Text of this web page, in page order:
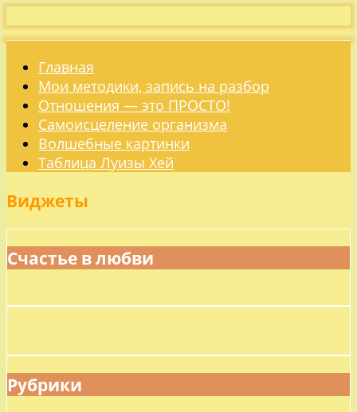
Главная
Мои методики, запись на разбор
Отношения — это ПРОСТО!
Самоисцеление организма
Волшебные картинки
Таблица Луизы Хей
Виджеты
Счастье в любви
Рубрики